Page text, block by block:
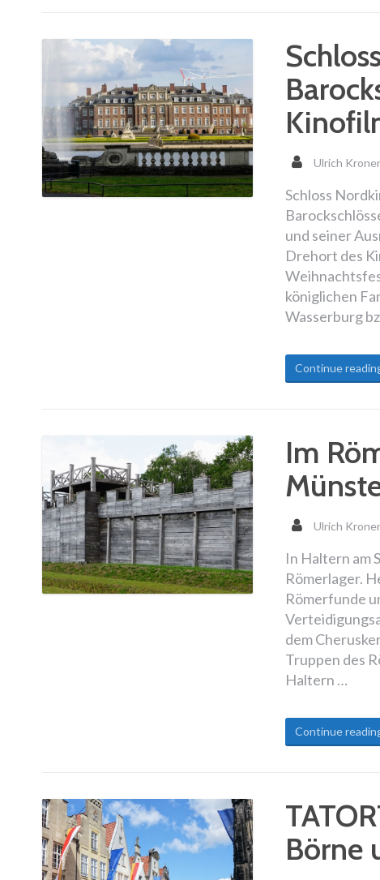
Ulrich
Schloss
und seiner
Drehort des
königlichen
Wasserburg
Continue
Im
Ulrich
In Haltern am
Römerlager.
Römerfunde
dem
Truppen des
Haltern …
Continue
Börne